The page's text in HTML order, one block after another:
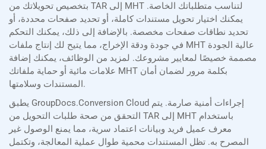
بتخصيص تحويلاتك من TAR إلى MHT لتناسب متطلباتك الخاصة.
يمكنك اختيار تحويل مستندات كاملة، أو تحديد صفحات محددة، أو
تحديد نطاقات صفحات مخصصة. بالإضافة إلى ذلك، يمكنك التحكم
في جودة ودقة الإخراج، مما يتيح لك إنتاج ملفات MHT عالية الجودة
مصممة خصيصًا لمعايير مشروعك. لمزيد من الوظائف، يمكنك إضافة
علامات مائية أو حماية ملفاتك MHT بكلمة مرور لضمان أمان
المستندات وسلامتها.
يطبق GroupDocs.Conversion Cloud إجراءات أمنية صارمة. يتم
التحقق من صحة طلبات التحويل من TAR إلى MHT باستخدام
معرف عميل فريد وبيانات اعتماد سرية، مما يمنع الوصول غير
المصرح به. تظل المستندات محمية طوال عملية المعالجة، وتكتمل